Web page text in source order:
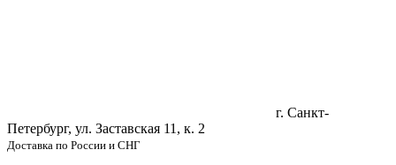
г. Санкт-
Петербург, ул. Заставская 11, к. 2
Доставка по России и СНГ